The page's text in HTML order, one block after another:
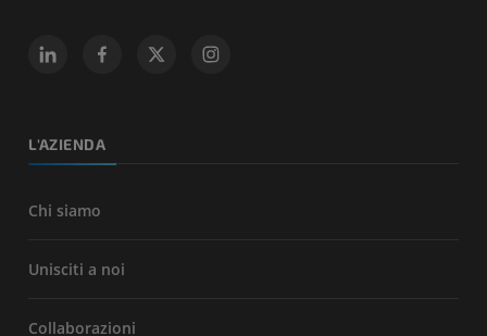
L'AZIENDA
Chi siamo
Unisciti a noi
Collaborazioni